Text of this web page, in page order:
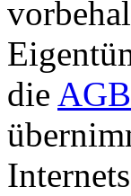
die AGB